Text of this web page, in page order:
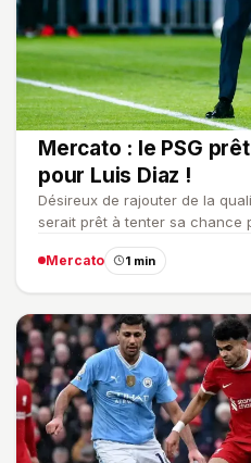
Mercato : le PSG
pour Luis Diaz !
Désireux de rajouter de la
serait prêt à tenter sa chance
Mercato 1 min